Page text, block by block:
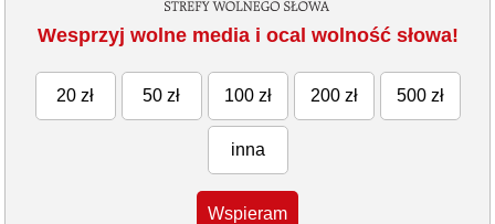
Wesprzyj wolne media i ocal wolność słowa!
20 zł 50 zł 100 zł 200 zł 500 zł
inna
Wspieram